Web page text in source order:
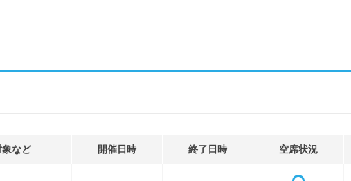
など 開催日時 終了日時 空席状況